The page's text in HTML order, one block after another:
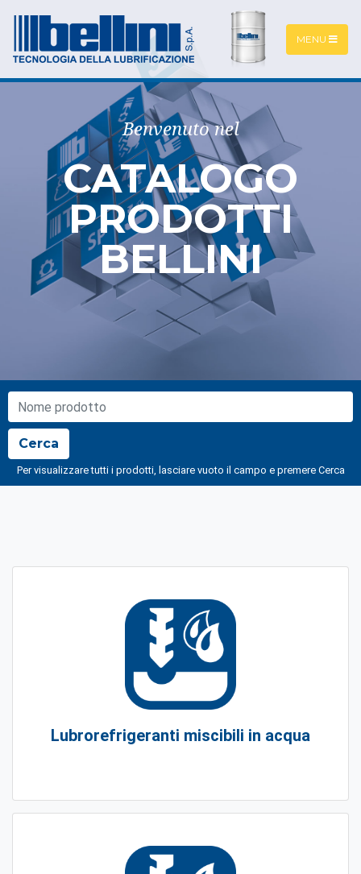
MENU
Benvenuto nel
CATALOGO
PRODOTTI
BELLINI
Cerca
Per visualizzare tutti i prodotti, lasciare vuoto il campo e premere Cerca
Lubrorefrigeranti miscibili in acqua